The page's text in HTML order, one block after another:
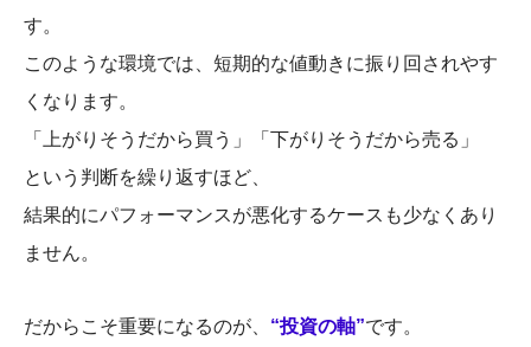
す。
このような環境では、短期的な値動きに振り回されやす
くなります。
「上がりそうだから買う」「下がりそうだから売る」
という判断を繰り返すほど、
結果的にパフォーマンスが悪化するケースも少なくあり
ません。
だからこそ重要になるのが、 “投資の軸”です。